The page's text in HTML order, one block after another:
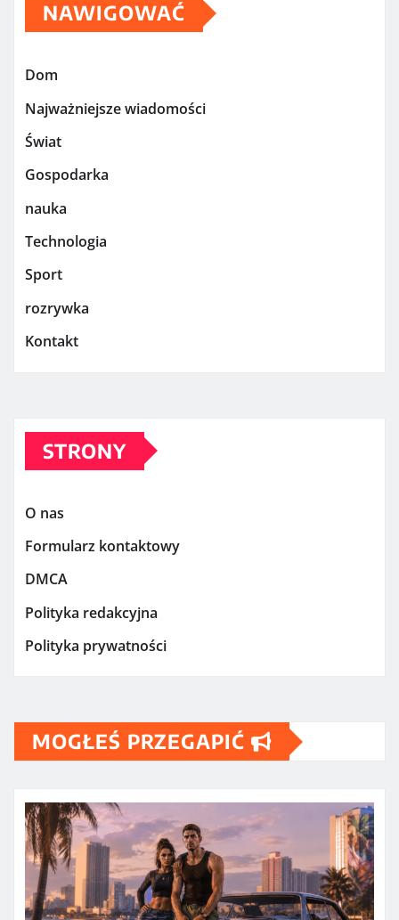
NAWIGOWAĆ
Dom
Najważniejsze wiadomości
Świat
Gospodarka
nauka
Technologia
Sport
rozrywka
Kontakt
STRONY
O nas
Formularz kontaktowy
DMCA
Polityka redakcyjna
Polityka prywatności
MOGŁEŚ PRZEGAPIĆ